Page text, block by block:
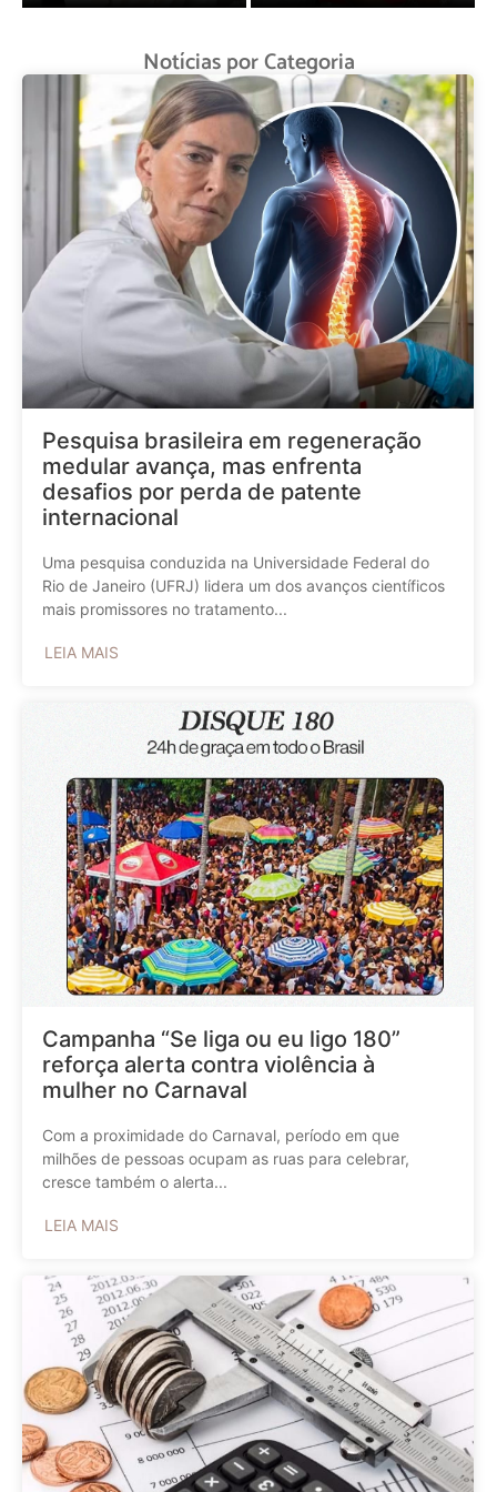
Notícias por Categoria
Pesquisa brasileira em regeneração
medular avança, mas enfrenta
desafios por perda de patente
internacional
Uma pesquisa conduzida na Universidade Federal do
Rio de Janeiro (UFRJ) lidera um dos avanços científicos
mais promissores no tratamento...
LEIA MAIS
Campanha “Se liga ou eu ligo 180”
reforça alerta contra violência à
mulher no Carnaval
Com a proximidade do Carnaval, período em que
milhões de pessoas ocupam as ruas para celebrar,
cresce também o alerta...
LEIA MAIS